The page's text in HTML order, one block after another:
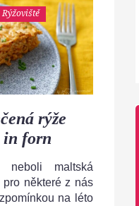
Rýžoviště
rýže
in forn
maltská
některé z nás
na léto